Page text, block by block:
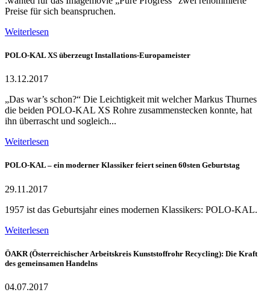
Preise für sich beanspruchen.
Weiterlesen
POLO-KAL XS überzeugt Installations-Europameister
13.12.2017
„Das war’s schon?“ Die Leichtigkeit mit welcher Markus Thurnes
die beiden POLO-KAL XS Rohre zusammenstecken konnte, hat
ihn überrascht und sogleich...
Weiterlesen
POLO-KAL – ein moderner Klassiker feiert seinen 60sten Geburtstag
29.11.2017
1957 ist das Geburtsjahr eines modernen Klassikers: POLO-KAL.
Weiterlesen
ÖAKR (Österreichischer Arbeitskreis Kunststoffrohr Recycling): Die Kraft
des gemeinsamen Handelns
04.07.2017